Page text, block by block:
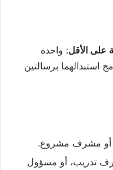
على الأقل: واحدة
استبدالهما برسالتين
أو مشرف مشروع.
تدريب، أو مسؤول